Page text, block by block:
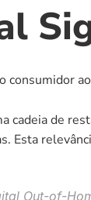
consumidor
cadeia de
Esta
Out-of-